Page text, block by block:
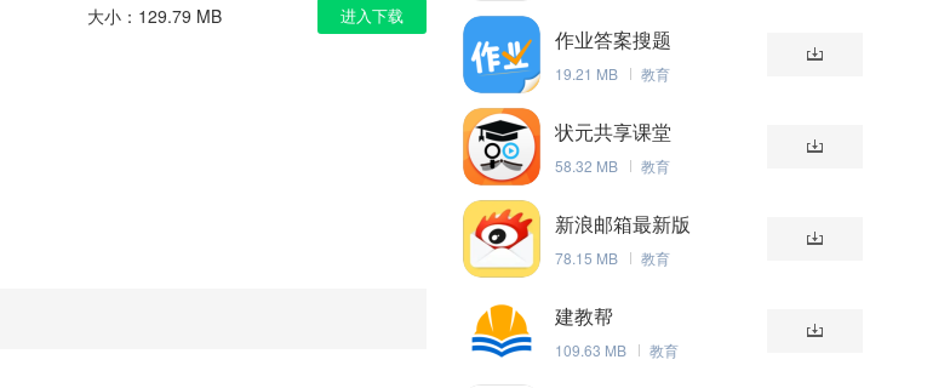
大小：129.79 MB 进入下载
作业答案搜题
19.21 MB 教育
状元共享课堂
58.32 MB 教育
新浪邮箱最新版
78.15 MB 教育
建教帮
109.63 MB 教育